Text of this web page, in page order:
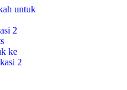
untuk
2
ke
2